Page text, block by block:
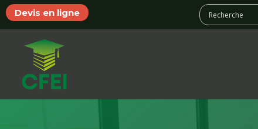
Devis en ligne